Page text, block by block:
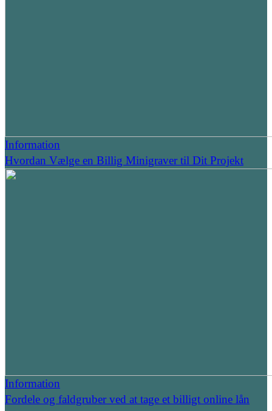
Information
Hvordan Vælge en Billig Minigraver til Dit Projekt
Information
Fordele og faldgruber ved at tage et billigt online lån